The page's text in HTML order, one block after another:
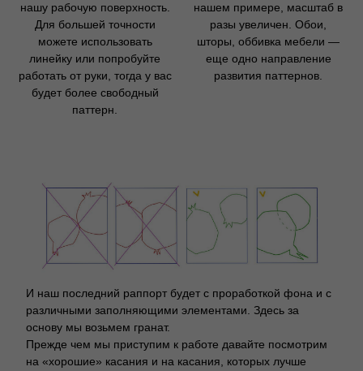
нашу рабочую поверхность.
Для большей точности
можете использовать
линейку или попробуйте
работать от руки, тогда у вас
будет более свободный
паттерн.
нашем примере, масштаб в
разы увеличен. Обои,
шторы, оббивка мебели —
еще одно направление
развития паттернов.
И наш последний раппорт будет с проработкой фона и с
различными заполняющими элементами. Здесь за
основу мы возьмем гранат.
Прежде чем мы приступим к работе давайте посмотрим
на «хорошие» касания и на касания, которых лучше